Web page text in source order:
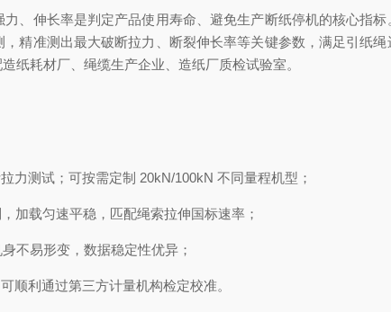
、伸长率是判定产品使用寿命、避免生产断纸停机的核心指
精准测出最大破断拉力、断裂伸长率等关键参数，满足引纸
纸耗材厂、绳缆生产企业、造纸厂质检试验室。
力测试；可按需定制 20kN/100kN 不同量程机型；
加载匀速平稳，匹配绳索拉伸国标速率；
不易形变，数据稳定性优异；
顺利通过第三方计量机构检定校准。